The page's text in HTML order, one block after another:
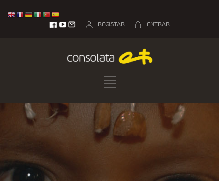
ENTRAR
REGISTAR